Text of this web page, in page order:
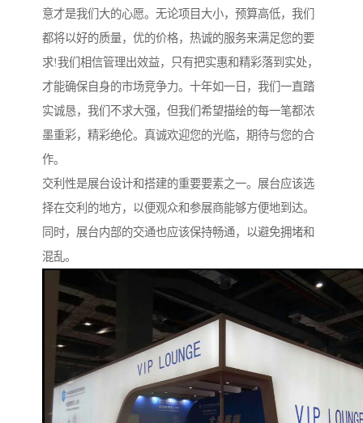
意才是我们大的心愿。无论项目大小，预算高低，我们
都将以好的质量，优的价格，热诚的服务来满足您的要
求!我们相信管理出效益，只有把实惠和精彩落到实处，
才能确保自身的市场竞争力。十年如一日，我们一直踏
实诚恳，我们不求大强，但我们希望描绘的每一笔都浓
墨重彩，精彩绝伦。真诚欢迎您的光临，期待与您的合
作。
交利性是展台设计和搭建的重要要素之一。展台应该选
择在交利的地方，以便观众和参展商能够方便地到达。
同时，展台内部的交通也应该保持畅通，以避免拥堵和
混乱。